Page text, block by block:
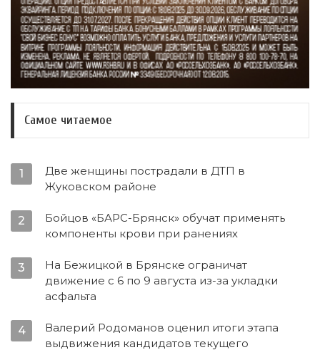
Самое читаемое
1
Две женщины пострадали в ДТП в
Жуковском районе
2
Бойцов «БАРС-Брянск» обучат применять
компоненты крови при ранениях
3
На Бежицкой в Брянске ограничат
движение с 6 по 9 августа из-за укладки
асфальта
4
Валерий Родоманов оценил итоги этапа
выдвижения кандидатов текущего